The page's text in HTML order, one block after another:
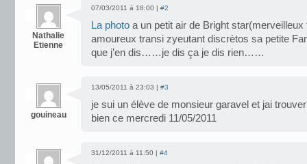
Nathalie
Etienne
07/03/2011 à 18:00 | #2
La photo a un petit air de Bright
amoureux transi zyeutant discrètos sa petite
que j’en dis……je dis ça je dis rien……
gouineau
13/05/2011 à 23:03 | #3
je sui un élève de monsieur garavel et jai
bien ce mercredi 11/05/2011
31/12/2011 à 11:50 | #4